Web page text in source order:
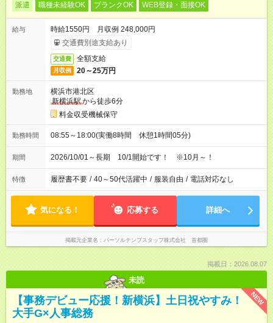
派遣 職種未経験OK ブランクOK WEB登録・面接OK
給与
時給1550円 月収例 248,000円
交通費別途支給あり
交通費 全額支給
月収例 20～25万円
勤務地
横浜市港北区
新横浜駅から徒歩6分
料金収受機械保守
勤務時間 08:55～18:00(実働8時間 休憩1時間05分)
期間 2026/10/01～長期 10/1開始です！ ※10月～！
特徴 履歴書不要 / 40～50代活躍中 / 服装自由 / 電話対応なし
気になる！ 応募する 詳細へ
掲載元企業名 パーソルテンプスタッフ株式会社 首都圏
掲載日：2026.08.07
未読
NEW
【事務デビュー応援！新横浜】土日祝やすみ！
大手G×人事総務